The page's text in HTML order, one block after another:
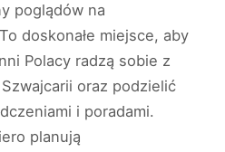
poglądów na
doskonałe miejsce, aby
Polacy radzą sobie z
oraz podzielić
i poradami.
planują